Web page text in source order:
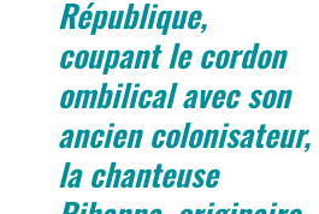
République,
coupant le cordon
ombilical avec son
ancien colonisateur,
la chanteuse